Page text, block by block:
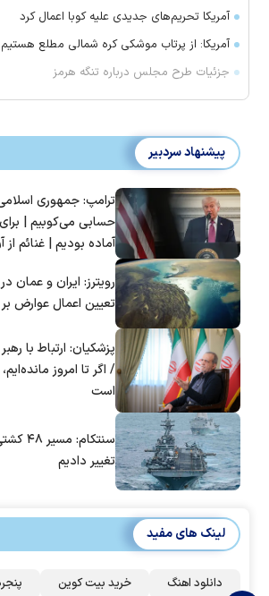
آمریکا تحریم‌های جدیدی علیه کوبا اعمال کرد
آمریکا: از پرتاب موشکی کره شمالی مطلع هستیم
جزئیات طرح مجلس درباره تنگه هرمز
پیشنهاد سردبیر
ترامپ: جمهوری
حسابی می‌کوبیم |
آماده بودیم | غنائم
رویترز: ایران و عمان
تعیین اعمال عوارض
پزشکیان: ارتباط با
/ اگر تا امروز
است
تغییر دادیم
لینک های مفید
دانلود اهنگ خرید بیت کوین